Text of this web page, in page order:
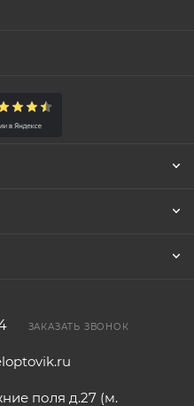
ЗАКАЗАТЬ ЗВОНОК
поля д.27 (м.